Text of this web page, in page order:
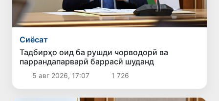
Сиёсат
Тадбирҳо оид ба рушди чорводорӣ ва
паррандапарварӣ баррасӣ шуданд
5 авг 2026, 17:07 1 726